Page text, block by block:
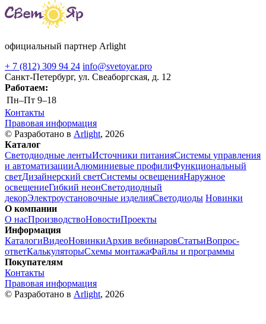
официальный партнер Arlight
+ 7 (812) 309 94 24 info@svetoyar.pro
Санкт-Петербург, ул. Свеаборгская, д. 12
Работаем:
Пн–Пт 9–18
Контакты
Правовая информация
© Разработано в Arlight, 2026
Каталог
Светодиодные лентыИсточники питанияСистемы управления
и автоматизацииАлюминиевые профилиФункциональный
светДизайнерский светСистемы освещенияНаружное
освещениеГибкий неонСветодиодный
декорЭлектроустановочные изделияСветодиоды Новинки
О компании
О насПроизводствоНовостиПроекты
Информация
КаталогиВидеоНовинкиАрхив вебинаровСтатьиВопрос-
ответКалькуляторыСхемы монтажаФайлы и программы
Покупателям
Контакты
Правовая информация
© Разработано в Arlight, 2026